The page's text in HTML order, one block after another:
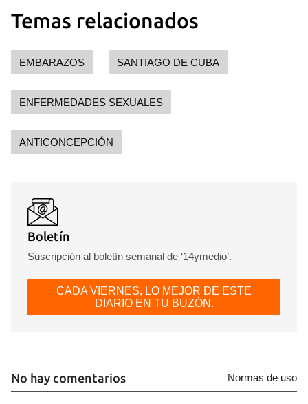
Temas relacionados
EMBARAZOS SANTIAGO DE CUBA
ENFERMEDADES SEXUALES
ANTICONCEPCIÓN
Boletín
Suscripción al boletín semanal de ‘14ymedio’.
CADA VIERNES, LO MEJOR DE ESTE
DIARIO EN TU BUZÓN.
No hay comentarios Normas de uso